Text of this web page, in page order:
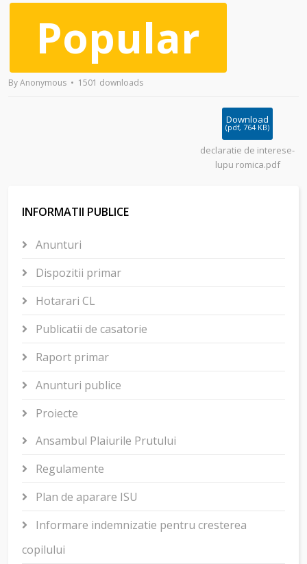
Popular
ByAnonymous 1501 downloads
Download
(pdf, 764 KB)
declaratie de interese-
lupu romica.pdf
INFORMATII PUBLICE
Anunturi
Dispozitii primar
Hotarari CL
Publicatii de casatorie
Raport primar
Anunturi publice
Proiecte
Ansambul Plaiurile Prutului
Regulamente
Plan de aparare ISU
Informare indemnizatie pentru cresterea
copilului